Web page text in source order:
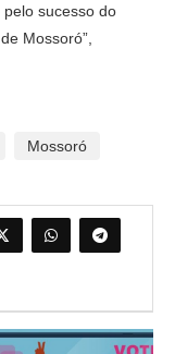
sucesso do
Mossoró”,
Mossoró